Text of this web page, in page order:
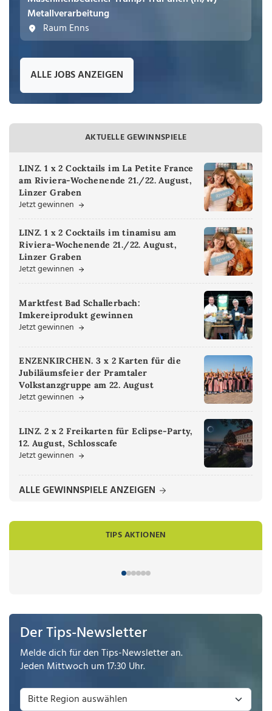
Metallverarbeitung
Raum Enns
ALLE JOBS ANZEIGEN
AKTUELLE GEWINNSPIELE
LINZ. 1 x 2 Cocktails im La Petite France
am Riviera-Wochenende 21./22. August,
Linzer Graben
Jetzt gewinnen
LINZ. 1 x 2 Cocktails im tinamisu am
Riviera-Wochenende 21./22. August,
Linzer Graben
Jetzt gewinnen
Marktfest Bad Schallerbach:
Imkereiprodukt gewinnen
Jetzt gewinnen
ENZENKIRCHEN. 3 x 2 Karten für die
Jubiläumsfeier der Pramtaler
Volkstanzgruppe am 22. August
Jetzt gewinnen
LINZ. 2 x 2 Freikarten für Eclipse-Party,
12. August, Schlosscafe
Jetzt gewinnen
ALLE GEWINNSPIELE ANZEIGEN
TIPS AKTIONEN
Der Tips-Newsletter
Melde dich für den Tips-Newsletter an.
Jeden Mittwoch um 17:30 Uhr.